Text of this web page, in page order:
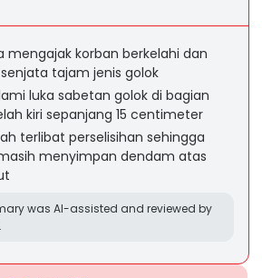
mengajak korban berkelahi dan
tajam jenis golok
luka sabetan golok di bagian
kiri sepanjang 15 centimeter
terlibat perselisihan sehingga
menyimpan dendam atas
was AI-assisted and reviewed by